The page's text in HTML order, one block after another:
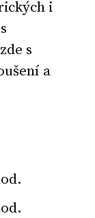
i
s
a